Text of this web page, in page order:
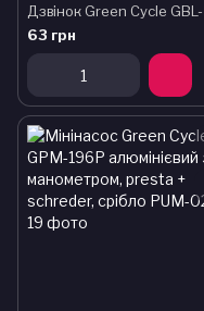
63 грн